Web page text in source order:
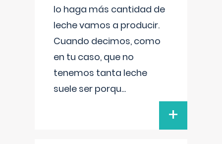
lo haga más cantidad de
leche vamos a producir.
Cuando decimos, como
en tu caso, que no
tenemos tanta leche
suele ser porqu...
+